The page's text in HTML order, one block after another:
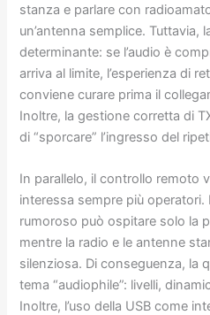
stanza e parlare con
un’antenna semplice. Tuttavia,
determinante: se l’audio è
arriva al limite, l’esperienza di
conviene curare prima il
Inoltre, la gestione corretta di
di “sporcare” l’ingresso del
In parallelo, il controllo remoto
interessa sempre più
rumoroso può ospitare solo la
mentre la radio e le antenne
silenziosa. Di conseguenza, la
tema “audiophile”: livelli,
Inoltre, l’uso della USB come